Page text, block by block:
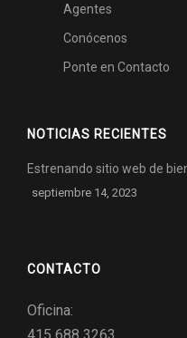
Agentes
Conócenos
Ponte en Contacto
NOTICIAS RECIENTES
Estrenando sitio web de
septiembre 14, 2023
CONTACTO
Oficina: